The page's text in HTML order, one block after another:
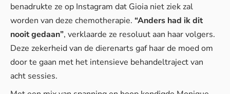
benadrukte ze op Instagram dat Gioia niet ziek zal
worden van deze chemotherapie. “Anders had ik dit
nooit gedaan”, verklaarde ze resoluut aan haar volgers.
Deze zekerheid van de dierenarts gaf haar de moed om
door te gaan met het intensieve behandeltraject van
acht sessies.